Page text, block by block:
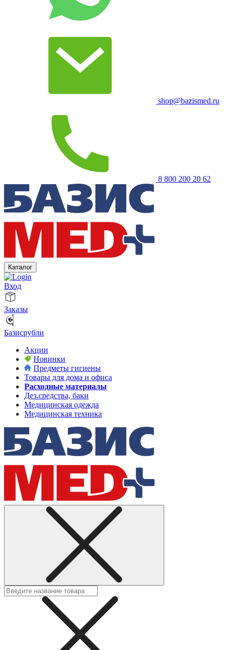
shop@bazismed.ru
8 800 200 20 62
Каталог
Вход
Заказы
Базисрубли
Акции
Новинки
Предметы гигиены
Товары для дома и офиса
Расходные материалы
Дез.средства, баки
Медицинская одежда
Медицинская техника